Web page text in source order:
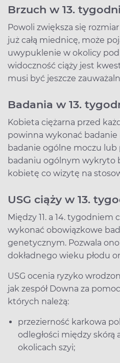
Brzuch w 13.
Powoli zwiększa się
już całą miednicę, może
uwypuklenie w okolicy
widoczność ciąży jest
musi być jeszcze
Badania w 13.
Kobieta ciężarna przed
powinna wykonać badanie
badanie ogólne moczu lub
badaniu ogólnym wykryto
kobietę co wizytę na
USG ciąży w 13.
Między 11. a 14. tygodniem
wykonać obowiązkowe
genetycznym. Pozwala
dokładnego wieku płodu
USG ocenia ryzyko
jak zespół Downa za
których należą:
przezierność karkowa
odległości między
okolicach szyi;